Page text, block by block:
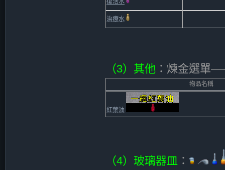
復活水
治療水
（3）其他 ：煉金選單
物品名稱
紅葉油
（4）玻璃器皿 ：